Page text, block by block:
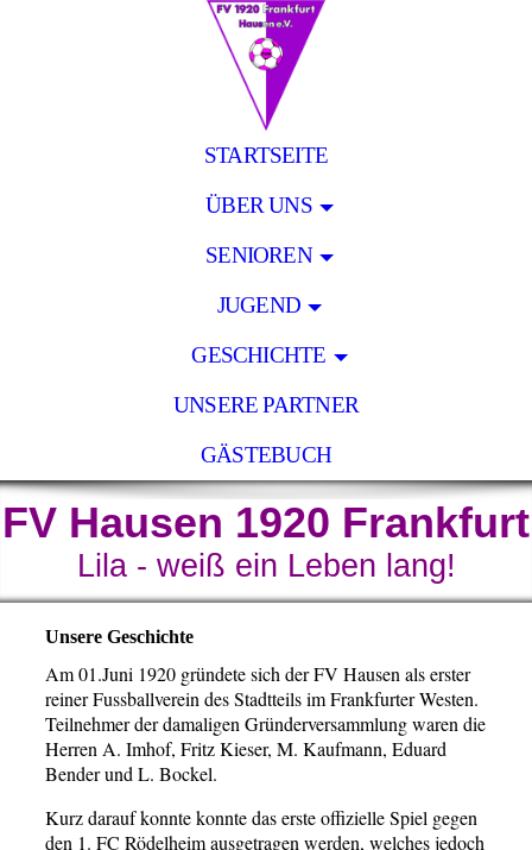
STARTSEITE
ÜBER UNS
SENIOREN
JUGEND
GESCHICHTE
UNSERE PARTNER
GÄSTEBUCH
FV Hausen 1920 Frankfurt
Lila - weiß ein Leben lang!
Unsere Geschichte
Am 01.Juni 1920 gründete sich der FV Hausen als erster
reiner Fussballverein des Stadtteils im Frankfurter Westen.
Teilnehmer der damaligen Gründerversammlung waren die
Herren A. Imhof, Fritz Kieser, M. Kaufmann, Eduard
Bender und L. Bockel.
Kurz darauf konnte konnte das erste offizielle Spiel gegen
den 1. FC Rödelheim ausgetragen werden, welches jedoch